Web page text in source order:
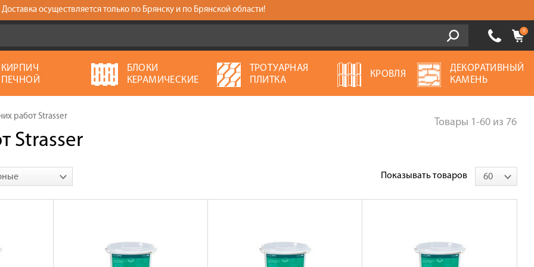
Доставка осуществляется только по Брянску и по Брянской области!
0
КИРПИЧ
ПЕЧНОЙ
БЛОКИ
КЕРАМИЧЕСКИЕ
ТРОТУАРНАЯ
ПЛИТКА
КРОВЛЯ
ДЕКОРАТИВНЫЙ
КАМЕНЬ
работ Strasser
Strasser
Товары 1-60из 76
Показывать товаров 60